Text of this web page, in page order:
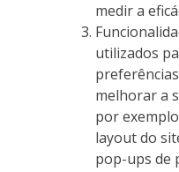
medir a
utilizados
melhorar a
por
layout do
pop-ups de